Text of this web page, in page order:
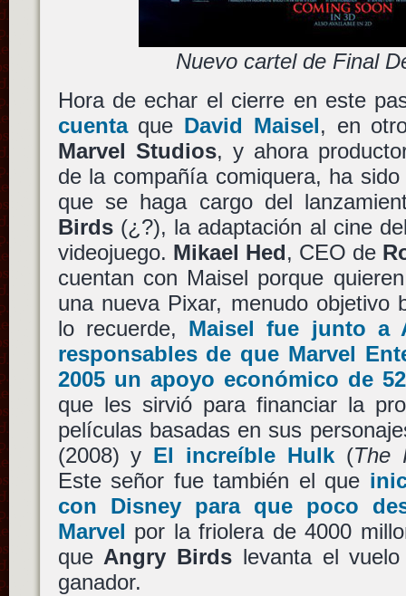
Nuevo cartel de Final
Hora de echar el cierre en este
cuentaque David Maisel, en
Marvel Studios, y ahora
de la compañía comiquera, ha
que se haga cargo del
Birds(¿?), la adaptación al cine
videojuego. Mikael Hed, CEO de
cuentan con Maisel porque
una nueva Pixar, menudo objetivo
lo recuerde, Maisel fue junto a
responsables de que Marvel
2005 un apoyo económico de
que les sirvió para financiar la
películas basadas en sus
(2008) y El increíble Hulk (The
Este señor fue también el que
con Disney para que poco
Marvel por la friolera de 4000
que Angry Birds levanta el
ganador.